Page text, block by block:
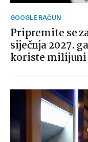
GOOGLE RAČUN
Pripremite se
siječnja 2027.
koriste milijuni